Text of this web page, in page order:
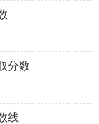
分数
线